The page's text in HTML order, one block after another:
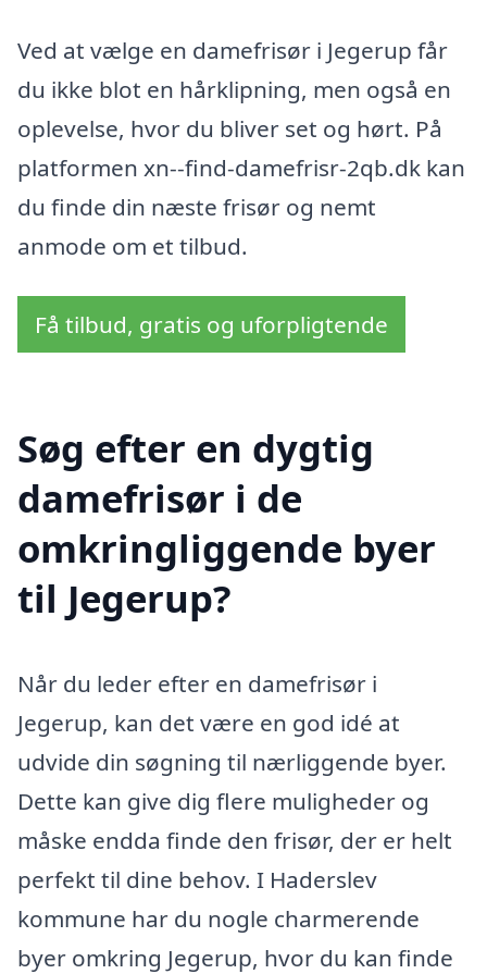
Ved at vælge en damefrisør i Jegerup får
du ikke blot en hårklipning, men også en
oplevelse, hvor du bliver set og hørt. På
platformen xn--find-damefrisr-2qb.dk kan
du finde din næste frisør og nemt
anmode om et tilbud.
Få tilbud, gratis og uforpligtende
Søg efter en dygtig
damefrisør i de
omkringliggende byer
til Jegerup?
Når du leder efter en damefrisør i
Jegerup, kan det være en god idé at
udvide din søgning til nærliggende byer.
Dette kan give dig flere muligheder og
måske endda finde den frisør, der er helt
perfekt til dine behov. I Haderslev
kommune har du nogle charmerende
byer omkring Jegerup, hvor du kan finde